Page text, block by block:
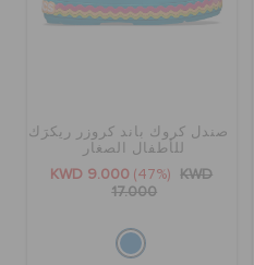
صندل كروك باند كروزر ريكرَك
للأطفال الصغار
KWD 9.000 (47%)
KWD
17.000